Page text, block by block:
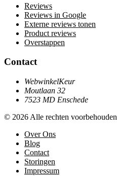
Reviews
Reviews in Google
Externe reviews tonen
Product reviews
Overstappen
Contact
WebwinkelKeur
Moutlaan 32
7523 MD Enschede
© 2026 Alle rechten voorbehouden
Over Ons
Blog
Contact
Storingen
Impressum